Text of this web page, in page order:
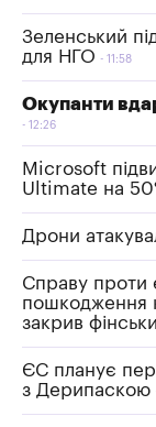
Зеленський
для НГО
11:58
Окупанти
12:26
Microsoft
Ultimate на
Дрони
Справу проти
пошкодження
закрив
ЄС планує
з Дерипаскою